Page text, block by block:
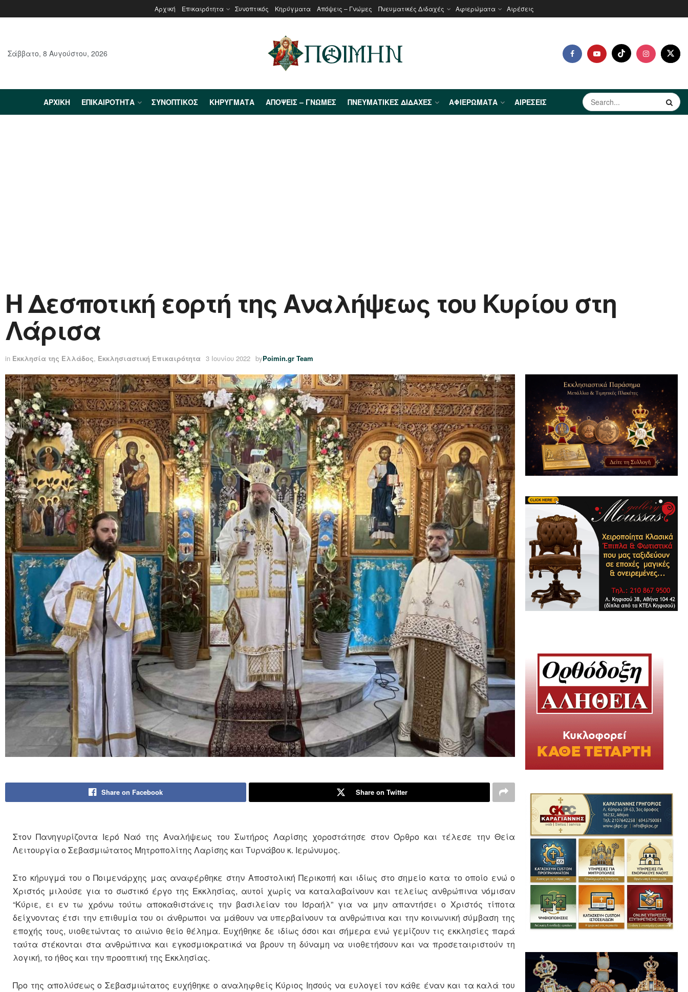
Αρχική Επικαιρότητα Συνοπτικός Κηρύγματα Απόψεις – Γνώμες Πνευματικές Διδαχές Αφιερώματα Αιρέσεις
Σάββατο, 8 Αυγούστου, 2026
ΑΡΧΙΚΉ ΕΠΙΚΑΙΡΌΤΗΤΑ ΣΥΝΟΠΤΙΚΌΣ ΚΗΡΎΓΜΑΤΑ ΑΠΌΨΕΙΣ – ΓΝΏΜΕΣ ΠΝΕΥΜΑΤΙΚΈΣ ΔΙΔΑΧΈΣ ΑΦΙΕΡΏΜΑΤΑ ΑΙΡΈΣΕΙΣ
Η Δεσποτική εορτή της Αναλήψεως του Κυρίου στη
Λάρισα
in Εκκλησία της Ελλάδος, Εκκλησιαστική Επικαιρότητα 3 Ιουνίου 2022 byPoimin.gr Team
Share on Facebook Share on Twitter
Στον Πανηγυρίζοντα Ιερό Ναό της Αναλήψεως του Σωτήρος Λαρίσης χοροστάτησε στον Όρθρο και τέλεσε την Θεία
Λειτουργία ο Σεβασμιώτατος Μητροπολίτης Λαρίσης και Τυρνάβου κ. Ιερώνυμος.
Στο κήρυγμά του ο Ποιμενάρχης μας αναφέρθηκε στην Αποστολική Περικοπή και ιδίως στο σημείο κατα το οποίο ενώ ο
Χριστός μιλούσε για το σωστικό έργο της Εκκλησίας, αυτοί χωρίς να καταλαβαίνουν και τελείως ανθρώπινα νόμισαν
“Κύριε, ει εν τω χρόνω τούτω αποκαθιστάνεις την βασιλείαν του Ισραήλ” για να μην απαντήσει ο Χριστός τίποτα
δείχνοντας έτσι την επιθυμία του οι άνθρωποι να μάθουν να υπερβαίνουν τα ανθρώπινα και την κοινωνική σύμβαση της
εποχής τους, υιοθετώντας το αιώνιο θείο θέλημα. Ευχήθηκε δε ιδίως όσοι και σήμερα ενώ γεμίζουν τις εκκλησίες παρά
ταύτα στέκονται στα ανθρώπινα και εγκοσμιοκρατικά να βρουν τη δύναμη να υιοθετήσουν και να προσεταιριστούν τη
λογική, το ήθος και την προοπτική της Εκκλησίας.
Προ της απολύσεως ο Σεβασμιώτατος ευχήθηκε ο αναληφθείς Κύριος Ιησούς να ευλογεί τον κάθε έναν και τα καλά του